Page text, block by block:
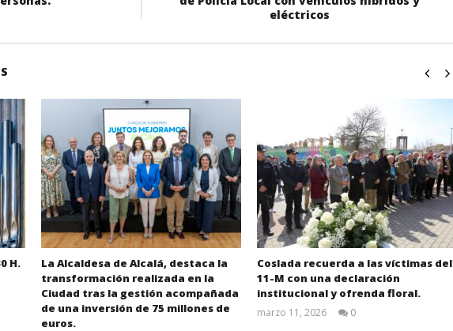
eléctricos
H.
La Alcaldesa de Alcalá, destaca la
transformación realizada en la
Ciudad tras la gestión acompañada
de una inversión de 75 millones de
euros.
Coslada recuerda a las víctimas del
11-M con una declaración
institucional y ofrenda floral.
marzo 11, 2026
0